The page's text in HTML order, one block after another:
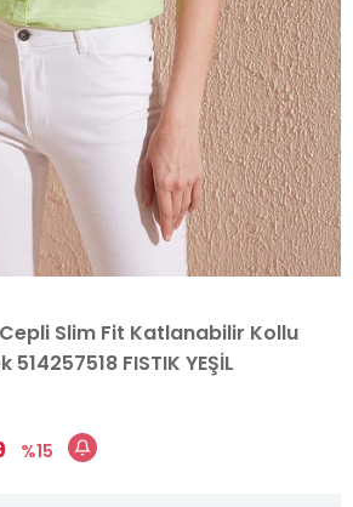
Slim Fit Katlanabilir Kollu
FISTIK YEŞİL
15